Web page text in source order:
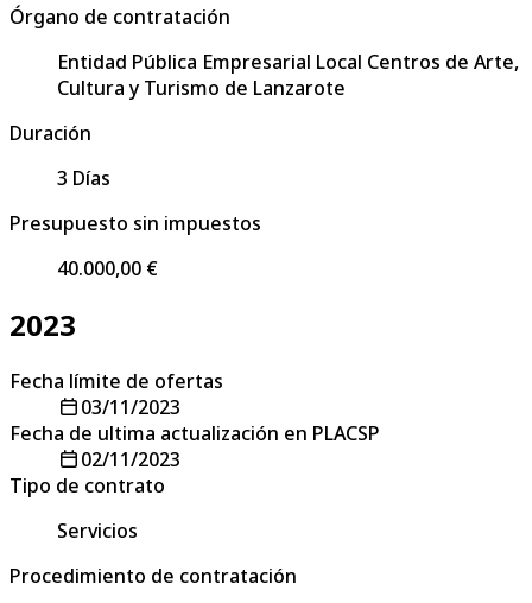
Órgano de contratación
Entidad Pública Empresarial Local Centros de Arte,
Cultura y Turismo de Lanzarote
Duración
3 Días
Presupuesto sin impuestos
40.000,00 €
2023
Fecha límite de ofertas
03/11/2023
Fecha de ultima actualización en PLACSP
02/11/2023
Tipo de contrato
Servicios
Procedimiento de contratación